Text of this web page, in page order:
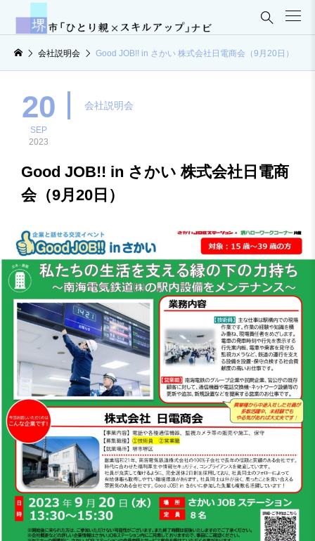

会社説明会 Good JOB!! in さかい 株式会社日電商会（9月20日）
20
SEP
2023
会社説明会
Good JOB!! in さかい 株式会社日電商
会（9月20日）